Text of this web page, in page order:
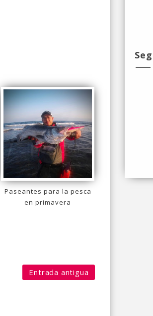
Paseantes para la pesca
en primavera
Entrada antigua